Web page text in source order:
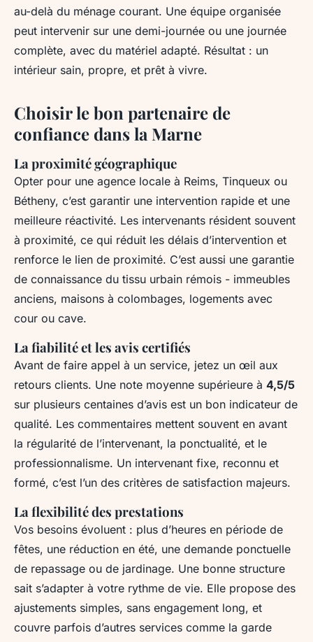
au-delà du ménage courant. Une équipe organisée
peut intervenir sur une demi-journée ou une journée
complète, avec du matériel adapté. Résultat : un
intérieur sain, propre, et prêt à vivre.
Choisir le bon partenaire de
confiance dans la Marne
La proximité géographique
Opter pour une agence locale à Reims, Tinqueux ou
Bétheny, c’est garantir une intervention rapide et une
meilleure réactivité. Les intervenants résident souvent
à proximité, ce qui réduit les délais d’intervention et
renforce le lien de proximité. C’est aussi une garantie
de connaissance du tissu urbain rémois - immeubles
anciens, maisons à colombages, logements avec
cour ou cave.
La fiabilité et les avis certifiés
Avant de faire appel à un service, jetez un œil aux
retours clients. Une note moyenne supérieure à 4,5/5
sur plusieurs centaines d’avis est un bon indicateur de
qualité. Les commentaires mettent souvent en avant
la régularité de l’intervenant, la ponctualité, et le
professionnalisme. Un intervenant fixe, reconnu et
formé, c’est l’un des critères de satisfaction majeurs.
La flexibilité des prestations
Vos besoins évoluent : plus d’heures en période de
fêtes, une réduction en été, une demande ponctuelle
de repassage ou de jardinage. Une bonne structure
sait s’adapter à votre rythme de vie. Elle propose des
ajustements simples, sans engagement long, et
couvre parfois d’autres services comme la garde